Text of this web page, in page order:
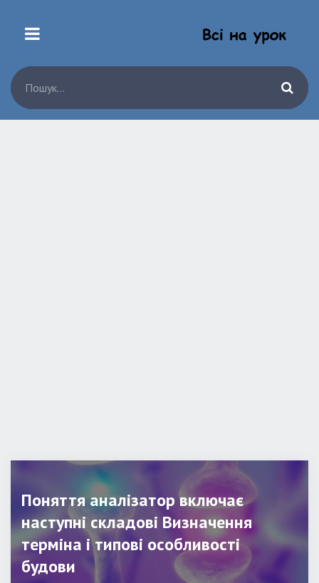
Поняття аналізатор включає
наступні складові Визначення
терміна і типові особливості
будови